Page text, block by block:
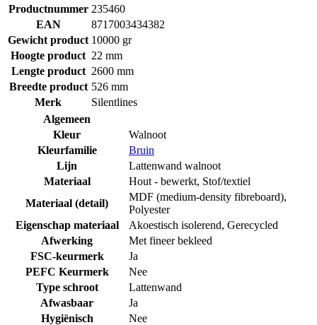
Productnummer 235460
EAN
8717003434382
Gewicht product 10000 gr
Hoogte product 22 mm
Lengte product 2600 mm
Breedte product 526 mm
Merk
Silentlines
Algemeen
Kleur
Walnoot
Kleurfamilie
Bruin
Lijn
Lattenwand walnoot
Materiaal
Hout - bewerkt, Stof/textiel
Materiaal (detail)
MDF (medium-density fibreboard),
Polyester
Eigenschap materiaal
Akoestisch isolerend, Gerecycled
Afwerking
Met fineer bekleed
FSC-keurmerk
Ja
PEFC Keurmerk
Nee
Type schroot
Lattenwand
Afwasbaar
Ja
Hygiënisch
Nee